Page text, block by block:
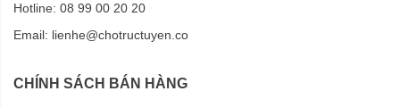
Hotline: 08 99 00 20 20
Email: lienhe@chotructuyen.co
CHÍNH SÁCH BÁN HÀNG